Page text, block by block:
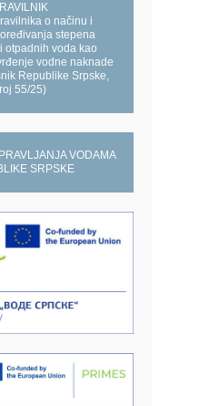
o načinu i
stepena
otpadnih voda kao
vodne naknade
Republike Srpske,
55/25)
VODAMA
SRPSKE